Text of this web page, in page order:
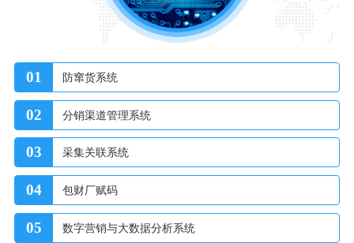
01 防窜货系统
02 分销渠道管理系统
03 采集关联系统
04 包财厂赋码
05 数字营销与大数据分析系统